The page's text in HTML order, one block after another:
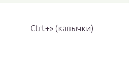
Ctrt+» (кавычки)